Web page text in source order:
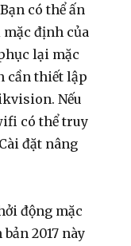
có thể ấn
định của
lại mặc
cần thiết lập
Nếu
có thể truy
đặt nâng
động mặc
2017 này